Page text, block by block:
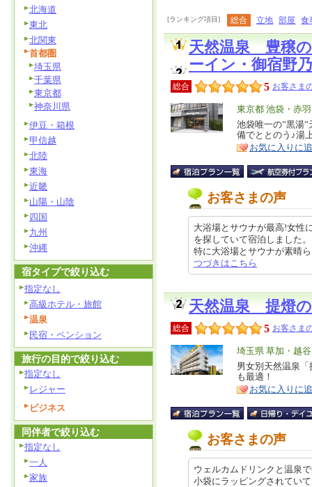
[ランキング項目] 総合 立地 部屋 食
天然温泉 豊穣
ーイン・御宿野
総合 5 お客さま
エ
リ
ア
東京都 池袋・赤
特
徴
池袋唯一の”黒湯
備でととのう♪湯
お気に入りに
お客さまの声
大浴場とサウナが最高!女性
を探していて宿泊しました
特に大浴場とサウナが素晴
つづきはこちら
天然温泉 提燈
総合 5 お客さま
エ
リ
ア
埼玉県 草加・越
特
徴
男女別天然温泉
も最適！
お気に入りに
お客さまの声
ウェルカムドリンクと温泉
小袋にラッピングされてい
北海道
東北
北関東
首都圏
埼玉県
千葉県
東京都
神奈川県
伊豆・箱根
甲信越
北陸
東海
近畿
山陽・山陰
四国
九州
沖縄
宿タイプで絞り込む
指定なし
高級ホテル・旅館
温泉
民宿・ペンション
旅行の目的で絞り込む
指定なし
レジャー
ビジネス
同伴者で絞り込む
指定なし
一人
家族